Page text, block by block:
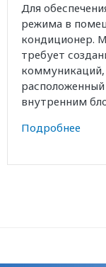
Для
режима в
кондиционер.
требует
внутренним
Подробнее